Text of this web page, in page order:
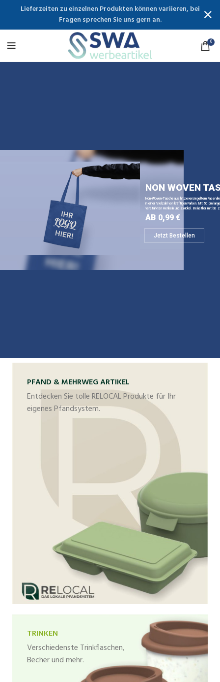
0
NON WOVEN
Non-Woven-Tasche aus hitzeversiegeltem
in einer Vielzahl von kräftigen Farben. Mit 50 cm
verstärkten Henkeln und Zwickel. Belastbar mit bis
Jetzt Bestellen
AB 0,99 €
PFAND & MEHRWEG ARTIKEL
Entdecken Sie tolle RELOCAL Produkte für Ihr
eigenes Pfandsystem.
TRINKEN
Verschiedenste Trinkflaschen,
Becher und mehr.
Lieferzeiten zu einzelnen Produkten können variieren, bei
Fragen sprechen Sie uns gern an.